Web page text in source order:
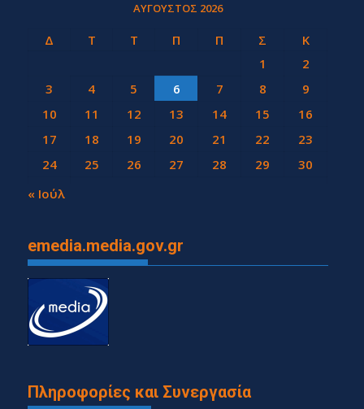
ΑΎΓΟΥΣΤΟΣ 2026
Δ Τ Τ Π Π Σ
Κ
1
2
3
4 5 6 7 8
9
10
11 12 13 14 15
16
17
18 19 20 21 22
23
24
25 26 27 28 29
30
31
« Ιούλ
emedia.media.gov.gr
Πληροφορίες και Συνεργασία